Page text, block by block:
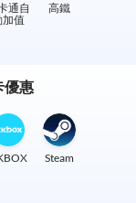
通自
加值
高鐵
優惠
Steam